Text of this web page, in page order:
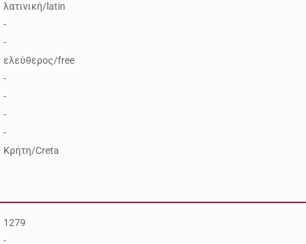
λατινική/latin
-
-
ελεύθερος/free
-
-
-
-
Κρήτη/Creta
1279
-